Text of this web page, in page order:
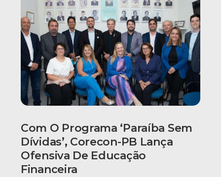
Com O Programa ‘Paraíba Sem
Dívidas’, Corecon-PB Lança
Ofensiva De Educação
Financeira